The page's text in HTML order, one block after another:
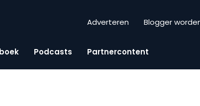
Adverteren Blogger
Podcasts Partnercontent